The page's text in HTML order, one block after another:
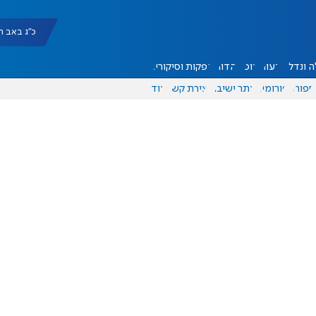
כ"ג באב תשפ"ו
ונדל"ן דעות אוכל יהדות הפקות וסיקורים
ספורט פורומים אתר ישיבה יצירת קשר עוד